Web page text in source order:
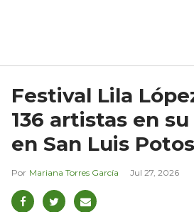
Festival Lila
136 artistas en
en San Luis
Mariana Torres García Jul 27, 2026